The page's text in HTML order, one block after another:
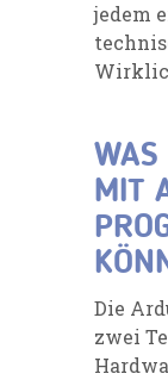
jedem
WAS
MIT
Die
zwei